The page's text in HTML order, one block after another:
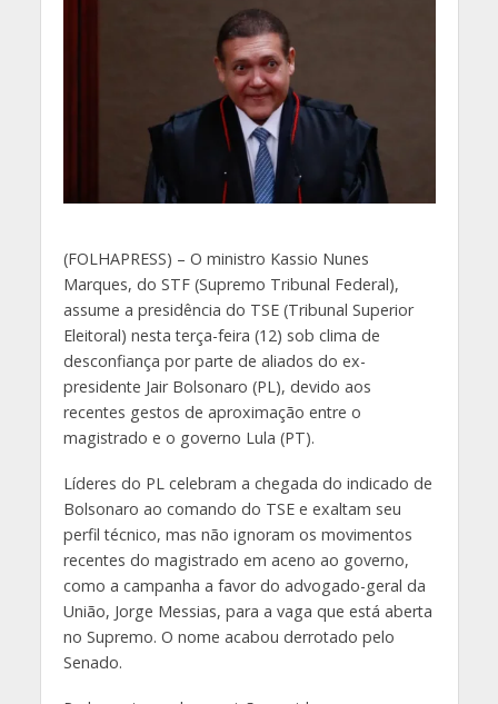
(FOLHAPRESS) – O ministro Kassio Nunes
Marques, do STF (Supremo Tribunal Federal),
assume a presidência do TSE (Tribunal Superior
Eleitoral) nesta terça-feira (12) sob clima de
desconfiança por parte de aliados do ex-
presidente Jair Bolsonaro (PL), devido aos
recentes gestos de aproximação entre o
magistrado e o governo Lula (PT).
Líderes do PL celebram a chegada do indicado de
Bolsonaro ao comando do TSE e exaltam seu
perfil técnico, mas não ignoram os movimentos
recentes do magistrado em aceno ao governo,
como a campanha a favor do advogado-geral da
União, Jorge Messias, para a vaga que está aberta
no Supremo. O nome acabou derrotado pelo
Senado.